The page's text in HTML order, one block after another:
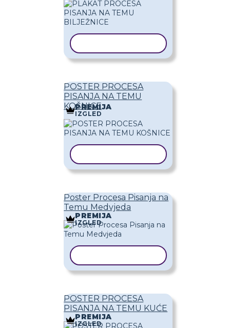
POSTER PROCESA
PISANJA NA TEMU
KOŠNICE
PREMIJA
IZGLED
Poster Procesa Pisanja na
Temu Medvjeda
PREMIJA
IZGLED
POSTER PROCESA
PISANJA NA TEMU KUĆE
PREMIJA
IZGLED